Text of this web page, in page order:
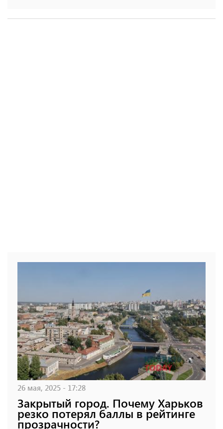
26 мая, 2025 - 17:28
Закрытый город. Почему Харьков
резко потерял баллы в рейтинге
прозрачности?